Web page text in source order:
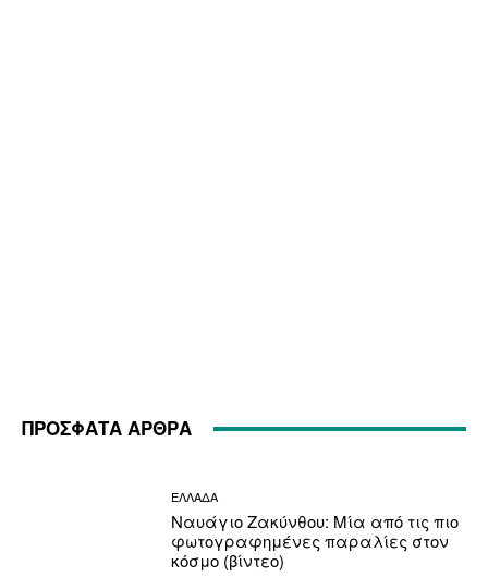
ΠΡΟΣΦΑΤΑ ΑΡΘΡΑ
ΕΛΛΑΔΑ
Ναυάγιο Ζακύνθου: Μία από τις πιο
φωτογραφημένες παραλίες στον
κόσμο (βίντεο)